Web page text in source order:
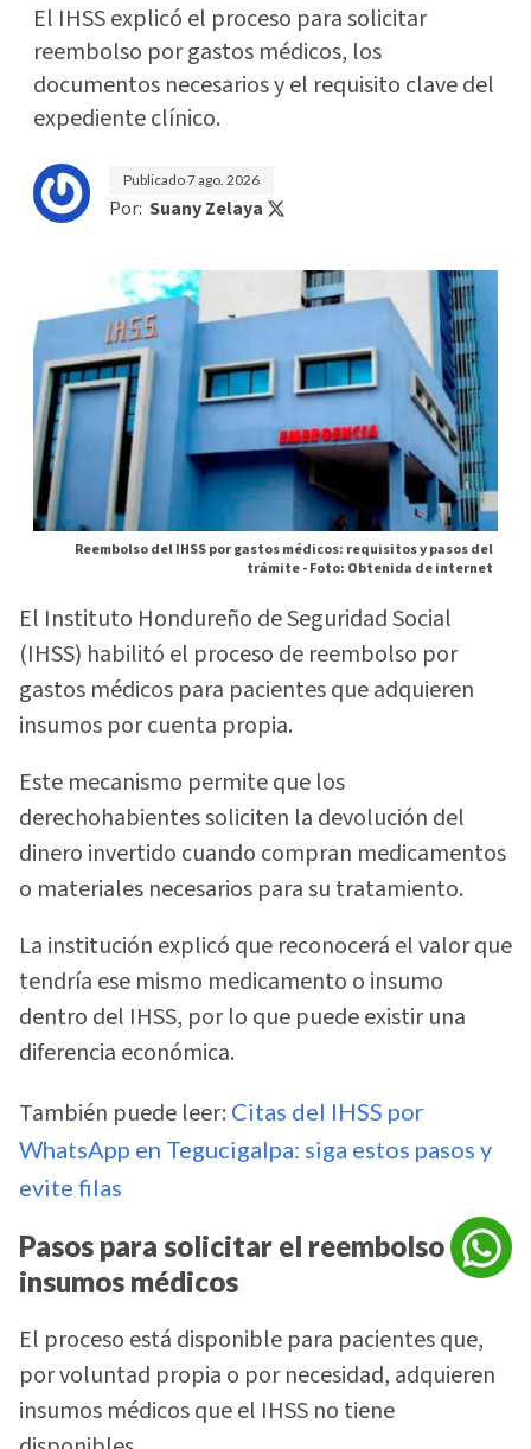
El IHSS explicó el proceso para solicitar
reembolso por gastos médicos, los
documentos necesarios y el requisito clave del
expediente clínico.
Publicado7 ago. 2026
Por: Suany Zelaya
Reembolso del IHSS por gastos médicos: requisitos y pasos del
trámite -Foto: Obtenida de internet
El Instituto Hondureño de Seguridad Social
(IHSS) habilitó el proceso de reembolso por
gastos médicos para pacientes que adquieren
insumos por cuenta propia.
Este mecanismo permite que los
derechohabientes soliciten la devolución del
dinero invertido cuando compran medicamentos
o materiales necesarios para su tratamiento.
La institución explicó que reconocerá el valor que
tendría ese mismo medicamento o insumo
dentro del IHSS, por lo que puede existir una
diferencia económica.
También puede leer: Citas del IHSS por
WhatsApp en Tegucigalpa: siga estos pasos y
evite filas
Pasos para solicitar el reembolso de
insumos médicos
El proceso está disponible para pacientes que,
por voluntad propia o por necesidad, adquieren
insumos médicos que el IHSS no tiene